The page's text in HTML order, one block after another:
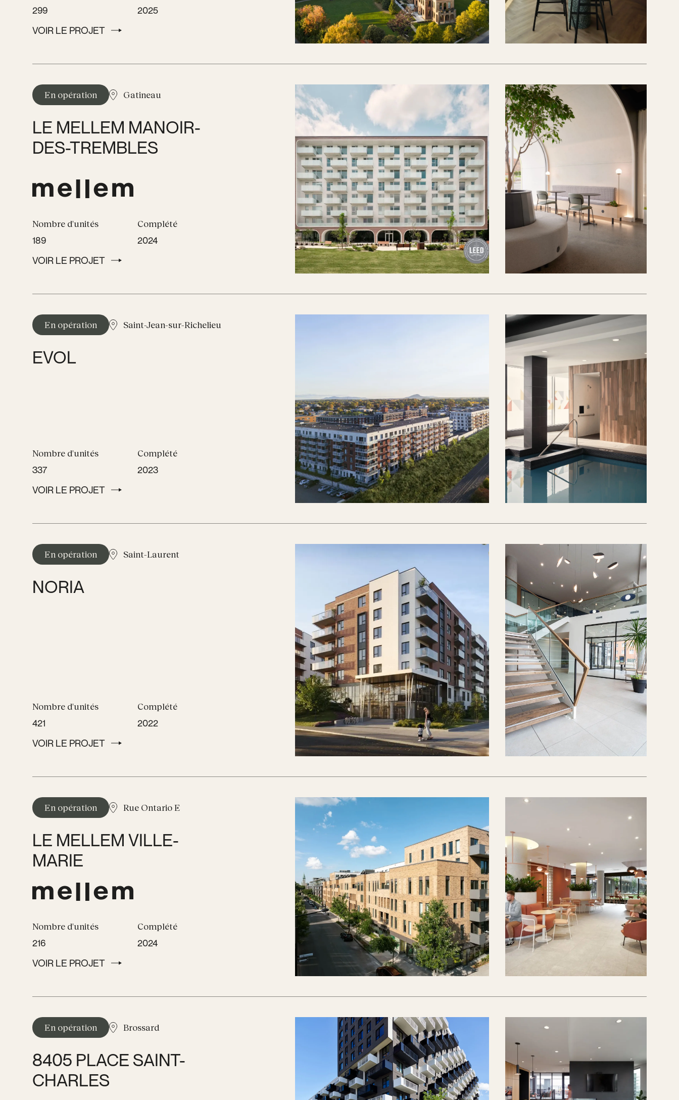
299
2025
VOIR LE PROJET
En opération Gatineau
LE MELLEM MANOIR-
DES-TREMBLES
Nombre d'unités
189
Complété
2024
VOIR LE PROJET
En opération Saint-Jean-sur-Richelieu
EVOL
Nombre d'unités
337
Complété
2023
VOIR LE PROJET
En opération Saint-Laurent
NORIA
Nombre d'unités
421
Complété
2022
VOIR LE PROJET
En opération Rue Ontario E
LE MELLEM VILLE-
MARIE
Nombre d'unités
216
Complété
2024
VOIR LE PROJET
En opération Brossard
8405 PLACE SAINT-
CHARLES